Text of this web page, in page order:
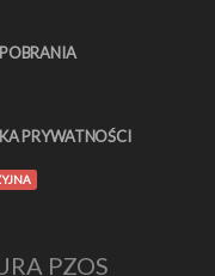
PRYWATNOŚCI
PZOS